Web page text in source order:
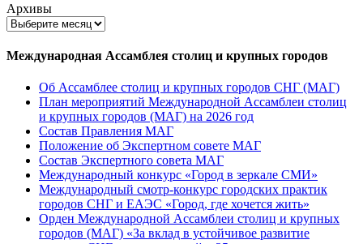
Архивы
Международная Ассамблея столиц и крупных городов
Об Ассамблее столиц и крупных городов СНГ (МАГ)
План мероприятий Международной Ассамблеи столиц
и крупных городов (МАГ) на 2026 год
Состав Правления МАГ
Положение об Экспертном совете МАГ
Состав Экспертного совета МАГ
Международный конкурс «Город в зеркале СМИ»
Международный смотр-конкурс городских практик
городов СНГ и ЕАЭС «Город, где хочется жить»
Орден Международной Ассамблеи столиц и крупных
городов (МАГ) «За вклад в устойчивое развитие